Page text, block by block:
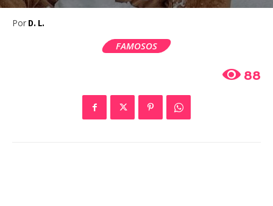
Por D. L.
FAMOSOS
88